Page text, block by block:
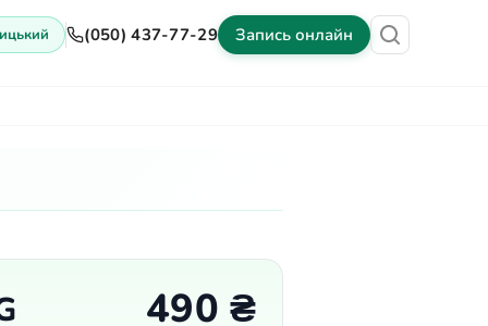
(050) 437-77-29 Запись онлайн
490 ₴